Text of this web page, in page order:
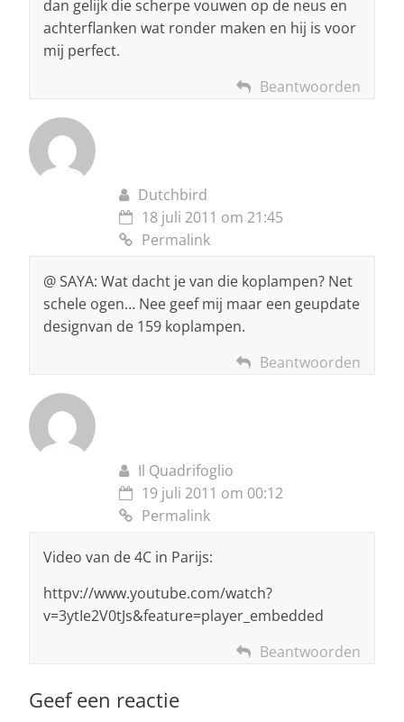
dan gelijk die scherpe vouwen op de neus en
achterflanken wat ronder maken en hij is voor
mij perfect.
Beantwoorden
Dutchbird
18 juli 2011 om 21:45
Permalink
@ SAYA: Wat dacht je van die koplampen? Net
schele ogen… Nee geef mij maar een geupdate
designvan de 159 koplampen.
Beantwoorden
Il Quadrifoglio
19 juli 2011 om 00:12
Permalink
Video van de 4C in Parijs:
httpv://www.youtube.com/watch?
v=3ytIe2V0tJs&feature=player_embedded
Beantwoorden
Geef een reactie